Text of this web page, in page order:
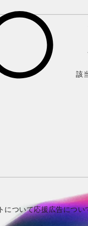
該
について応援広告につい